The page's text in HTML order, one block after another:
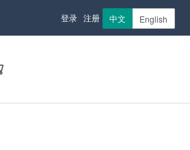
登录 注册 中文 English